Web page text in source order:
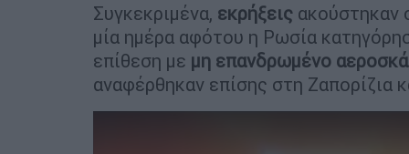
Συγκεκριμένα, εκρήξεις ακούστηκαν
μία ημέρα αφότου η Ρωσία
επίθεση με μη επανδρωμένο
αναφέρθηκαν επίσης στη Ζαπορίζια